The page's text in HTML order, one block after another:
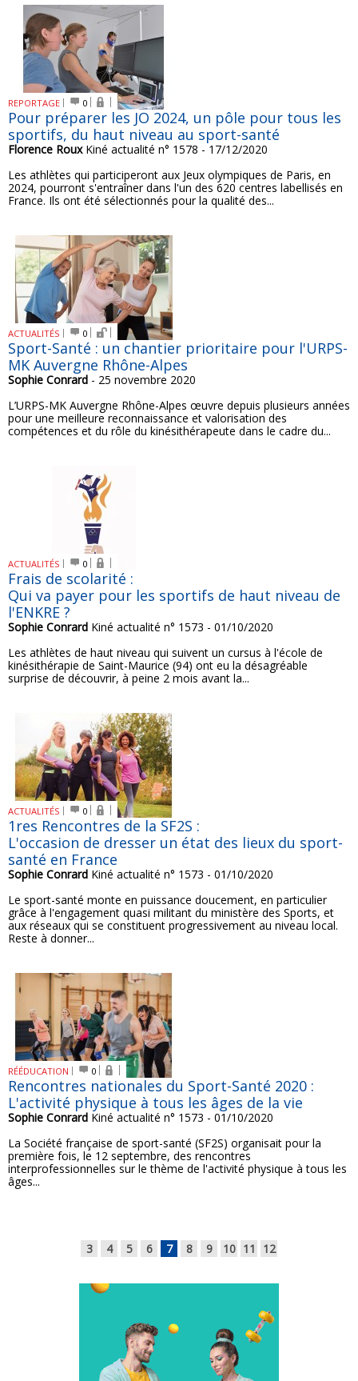
REPORTAGE 0
Pour préparer les JO 2024, un pôle pour tous les
sportifs, du haut niveau au sport-santé
Florence RouxKiné actualité n° 1578 - 17/12/2020
Les athlètes qui participeront aux Jeux olympiques de Paris, en
2024, pourront s'entraîner dans l'un des 620 centres labellisés en
France. Ils ont été sélectionnés pour la qualité des...
ACTUALITÉS 0
Sport-Santé : un chantier prioritaire pour l'URPS-
MK Auvergne Rhône-Alpes
Sophie Conrard - 25 novembre 2020
L’URPS-MK Auvergne Rhône-Alpes œuvre depuis plusieurs années
pour une meilleure reconnaissance et valorisation des
compétences et du rôle du kinésithérapeute dans le cadre du...
ACTUALITÉS 0
Frais de scolarité :
Qui va payer pour les sportifs de haut niveau de
l'ENKRE ?
Sophie Conrard Kiné actualité n° 1573 - 01/10/2020
Les athlètes de haut niveau qui suivent un cursus à l'école de
kinésithérapie de Saint-Maurice (94) ont eu la désagréable
surprise de découvrir, à peine 2 mois avant la...
ACTUALITÉS 0
1res Rencontres de la SF2S :
L'occasion de dresser un état des lieux du sport-
santé en France
Sophie Conrard Kiné actualité n° 1573 - 01/10/2020
Le sport-santé monte en puissance doucement, en particulier
grâce à l'engagement quasi militant du ministère des Sports, et
aux réseaux qui se constituent progressivement au niveau local.
Reste à donner...
RÉÉDUCATION 0
Rencontres nationales du Sport-Santé 2020 :
L'activité physique à tous les âges de la vie
Sophie Conrard Kiné actualité n° 1573 - 01/10/2020
La Société française de sport-santé (SF2S) organisait pour la
première fois, le 12 septembre, des rencontres
interprofessionnelles sur le thème de l'activité physique à tous les
âges...
3 4 5 6 7 8 9 10 11 12